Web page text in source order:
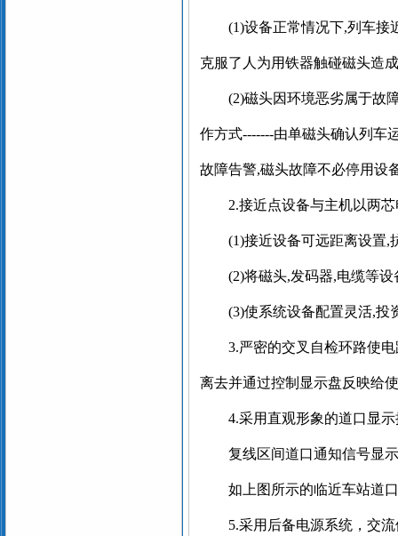
(1)设备正常情况下,列车接
克服了人为用铁器触碰磁头造
(2)磁头因环境恶劣属于故
作方式-------由单磁头确认列车
故障告警,磁头故障不必停用设
2.接近点设备与主机以两
(1)接近设备可远距离设置,
(2)将磁头,发码器,电缆等设
(3)使系统设备配置灵活,投
3.严密的交叉自检环路使
离去并通过控制显示盘反映给
4.采用直观形象的道口显
复线区间道口通知信号显
如上图所示的临近车站道
5.采用后备电源系统，交